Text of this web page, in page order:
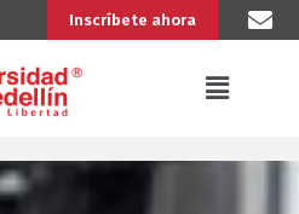
Inscríbete ahora